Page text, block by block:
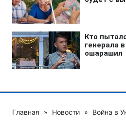
Главная » Новости » Война в